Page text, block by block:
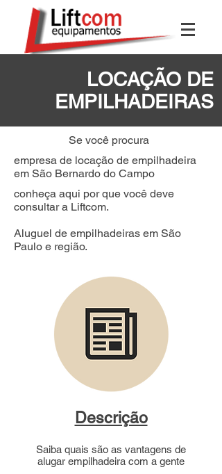
LOCAÇÃO DE
EMPILHADEIRAS
Se você procura
empresa de locação de empilhadeira
em São Bernardo do Campo
conheça aqui por que você deve
consultar a Liftcom.
Aluguel de empilhadeiras em São
Paulo e região.
Descrição
Saiba quais são as vantagens de
alugar empilhadeira com a gente